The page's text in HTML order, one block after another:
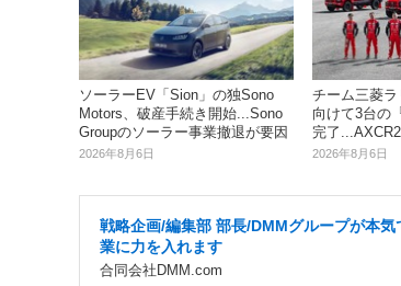
ソーラーEV「Sion」の独Sono
Motors、破産手続き開始...Sono
Groupのソーラー事業撤退が要因
2026年8月6日
チーム三菱
向けて3台の
完了
2026年8月6日
戦略企画/編集部 部長/DMMグループが本気
業に力を入れます
合同会社DMM.com